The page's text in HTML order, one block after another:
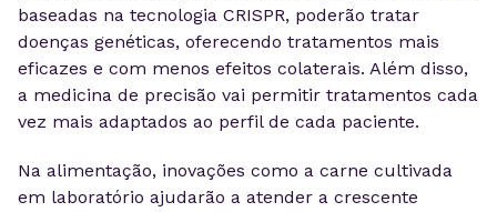
baseadas na tecnologia CRISPR, poderão tratar
doenças genéticas, oferecendo tratamentos mais
eficazes e com menos efeitos colaterais. Além disso,
a medicina de precisão vai permitir tratamentos cada
vez mais adaptados ao perfil de cada paciente.
Na alimentação, inovações como a carne cultivada
em laboratório ajudarão a atender a crescente